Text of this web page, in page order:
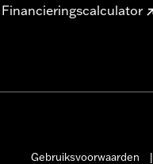
Financieringscalculator
Gebruiksvoorwaarden